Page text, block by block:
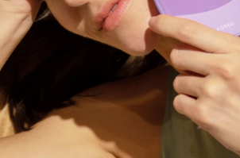
FAQ™ Pure Beauty-Tech Elixir
issa™ Teeth Whitening Set
English Deutsch
Français
Italiano
Svenska
Türkçe
简体中文